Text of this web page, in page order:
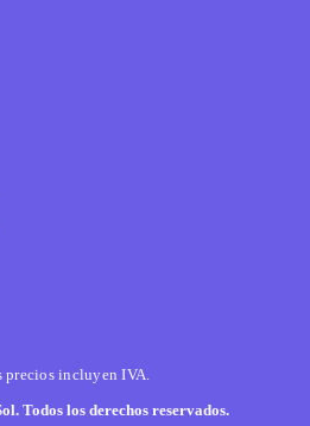
precios incluyen IVA.
Todos los derechos reservados.